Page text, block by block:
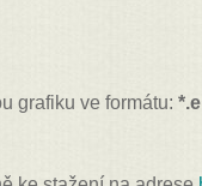
grafiku ve formátu: